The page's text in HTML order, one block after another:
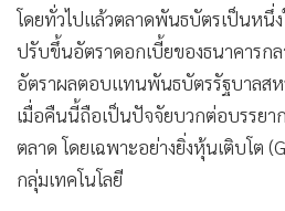
โดยทั่วไปแล้วตลาดพันธบัตรเป็นหนึ่
ปรับขึ้นอัตราดอกเบี้ยของธนาคารก
อัตราผลตอบแทนพันธบัตรรัฐบาลสห
เมื่อคืนนี้ถือเป็นปัจจัยบวกต่อบรรยา
ตลาด โดยเฉพาะอย่างยิ่งหุ้นเติบโต
กลุ่มเทคโนโลยี